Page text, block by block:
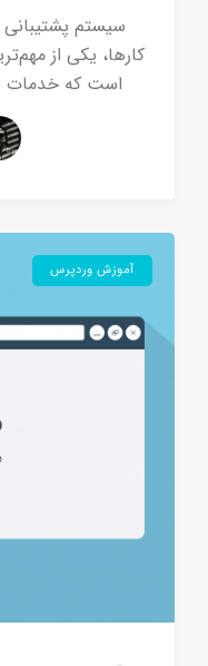
سیستم
کارها، یکی از
است که خدمات
آموزش وردپرس